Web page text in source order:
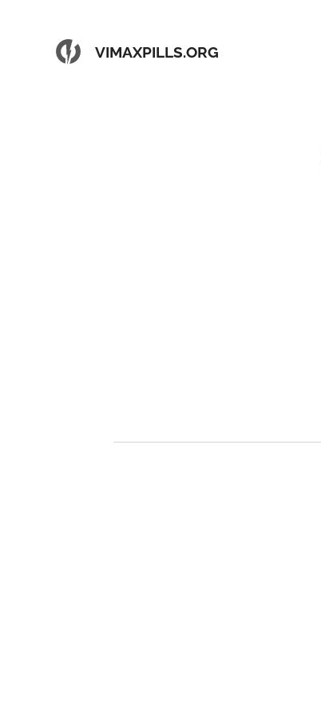
VIMAXPILLS.ORG